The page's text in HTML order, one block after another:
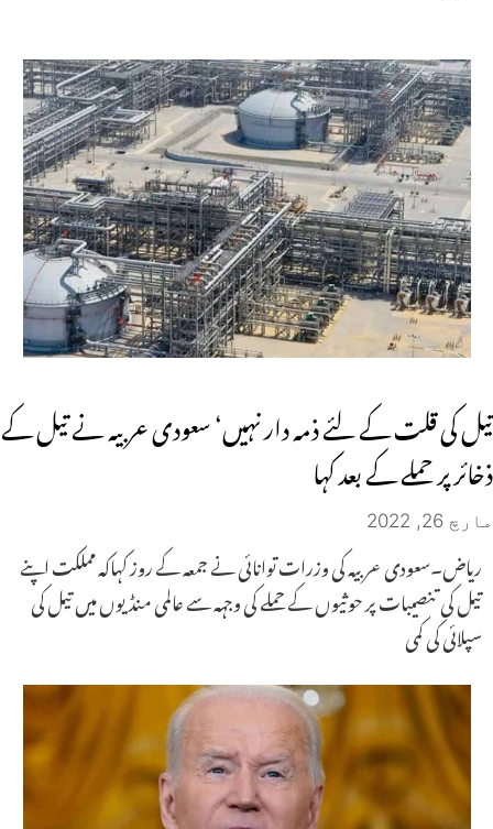
تیل کی قلت کے لئے ذمہ دار نہیں‘ سعودی عربیہ نے تیل کے
ذخائر پر حملے کے بعد کہا
مارچ 26, 2022
ریاض۔سعودی عربیہ کی وزرات توانائی نے جمعہ کے روز کہاکہ مملکت اپنے
تیل کی تنصیبات پر حوثیوں کے حملے کی وجہہ سے عالمی منڈیوں میں تیل کی
سپلائی کی کمی